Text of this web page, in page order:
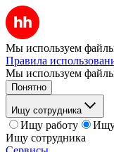
Мы используем файлы
Правила
Мы используем
Понятно
Ищу сотрудника
Ищу работу
Ищу
Ищу сотрудника